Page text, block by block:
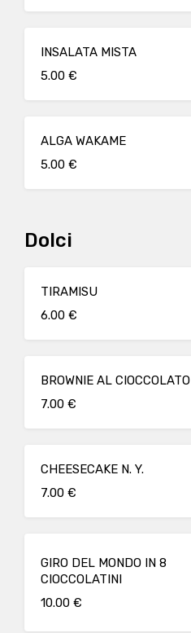
INSALATA MISTA
5.00 €
ALGA WAKAME
5.00 €
Dolci
TIRAMISU
6.00 €
BROWNIE AL CIOCCOLATO
7.00 €
CHEESECAKE N. Y.
7.00 €
GIRO DEL MONDO IN 8
CIOCCOLATINI
10.00 €